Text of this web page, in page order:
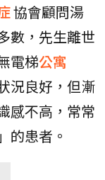
協會顧問湯
數，先生離世
電梯公寓
況良好，但漸
感不高，常常
的患者。